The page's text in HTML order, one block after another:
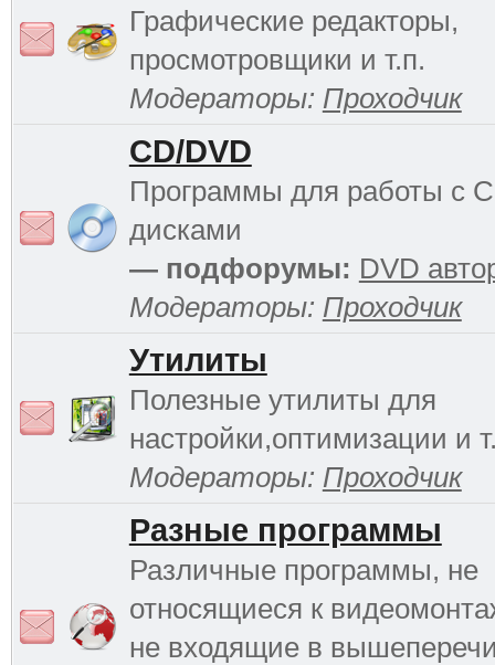
Графические редакторы,
просмотровщики и т.п.
Модераторы: Проходчик
CD/DVD
Программы для работы с
дисками
— подфорумы: DVD
Модераторы: Проходчик
Утилиты
Полезные утилиты для
настройки,оптимизации и
Модераторы: Проходчик
Разные программы
Различные программы, не
относящиеся к
не входящие в